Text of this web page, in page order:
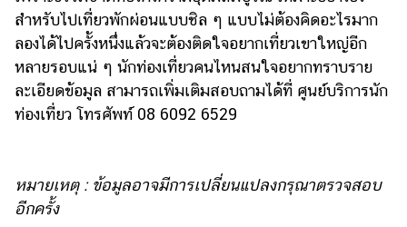
สำหรับไปเที่ยวพักผ่อนแบบชิล ๆ แบบไม่ต้องคิดอะไรมาก
ลองได้ไปครั้งหนึ่งแล้วจะต้องติดใจอยากเที่ยวเขาใหญ่อีก
หลายรอบแน่ ๆ นักท่องเที่ยวคนไหนสนใจอยากทราบราย
ละเอียดข้อมูล สามารถเพิ่มเติมสอบถามได้ที่ ศูนย์บริการนัก
ท่องเที่ยว โทรศัพท์ 08 6092 6529
หมายเหตุ : ข้อมูลอาจมีการเปลี่ยนแปลงกรุณาตรวจสอบ
อีกครั้ง